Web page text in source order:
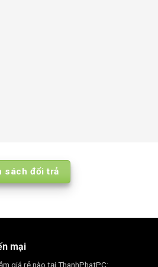
sách đổi trả
mại
giá rẻ nào tại ThanhPhatPC: